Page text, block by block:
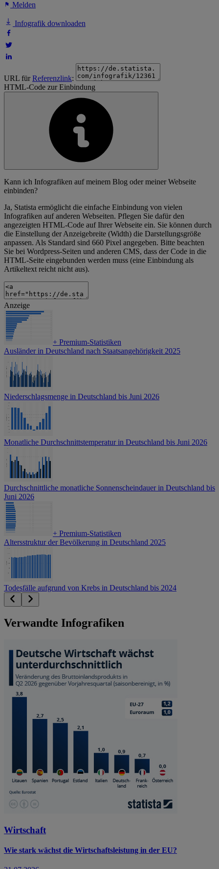
Melden
Infografik downloaden
URL fürReferenzlink:
HTML-Code zur Einbindung
Kann ich Infografiken auf meinem Blog oder meiner Webseite
einbinden?
Ja, Statista ermöglicht die einfache Einbindung von vielen
Infografiken auf anderen Webseiten. Pflegen Sie dafür den
angezeigten HTML-Code auf Ihrer Webseite ein. Sie können durch
die Einstellung der Anzeigebreite (Width) die Darstellungsgröße
anpassen. Als Standard sind 660 Pixel angegeben. Bitte beachten
Sie bei Wordpress-Seiten und anderen CMS, dass der Code in die
HTML-Seite eingebunden werden muss (eine Einbindung als
Artikeltext reicht nicht aus).
Anzeige
+ Premium-Statistiken
Ausländer in Deutschland nach Staatsangehörigkeit 2025
Niederschlagsmenge in Deutschland bis Juni 2026
Monatliche Durchschnittstemperatur in Deutschland bis Juni 2026
Durchschnittliche monatliche Sonnenscheindauer in Deutschland bis
Juni 2026
+ Premium-Statistiken
Altersstruktur der Bevölkerung in Deutschland 2025
Todesfälle aufgrund von Krebs in Deutschland bis 2024
Verwandte Infografiken
Wirtschaft
Wie stark wächst die Wirtschaftsleistung in der EU?